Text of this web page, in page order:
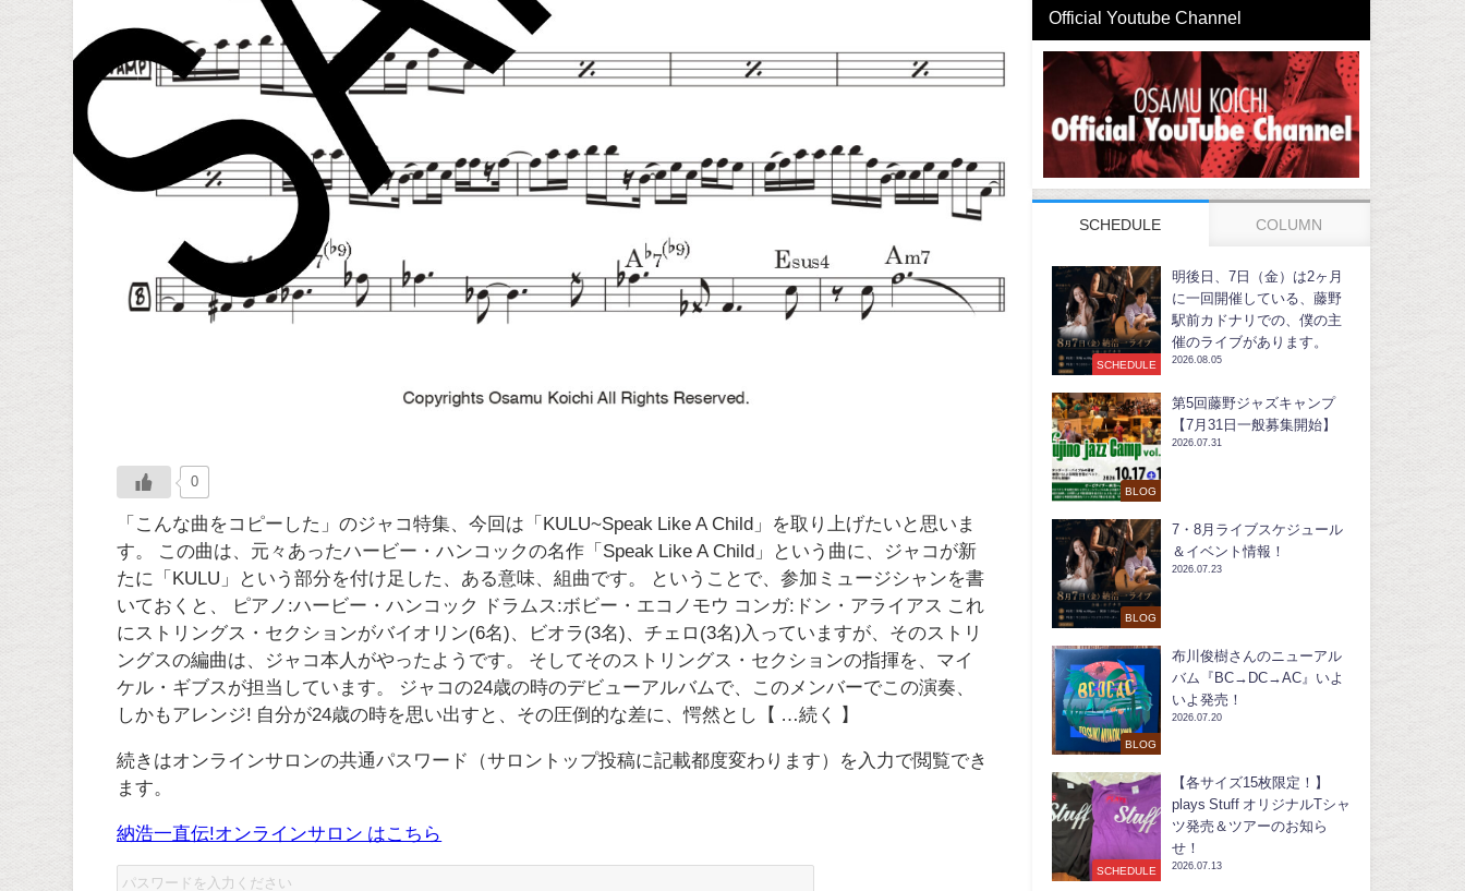
0
「こんな曲をコピーした」のジャコ特集、今回は「KULU~Speak Like A Child」を取り上げたいと思いま
す。 この曲は、元々あったハービー・ハンコックの名作「Speak Like A Child」という曲に、ジャコが新
たに「KULU」という部分を付け足した、ある意味、組曲です。 ということで、参加ミュージシャンを書
いておくと、 ピアノ:ハービー・ハンコック ドラムス:ボビー・エコノモウ コンガ:ドン・アライアス これ
にストリングス・セクションがバイオリン(6名)、ビオラ(3名)、チェロ(3名)入っていますが、そのストリ
ングスの編曲は、ジャコ本人がやったようです。 そしてそのストリングス・セクションの指揮を、マイ
ケル・ギブスが担当しています。 ジャコの24歳の時のデビューアルバムで、このメンバーでこの演奏、
しかもアレンジ! 自分が24歳の時を思い出すと、その圧倒的な差に、愕然とし【 …続く 】
続きはオンラインサロンの共通パスワード（サロントップ投稿に記載都度変わります）を入力で閲覧でき
ます。
納浩一直伝!オンラインサロン はこちら
Official Youtube Channel
SCHEDULE COLUMN
SCHEDULE
明後日、7日（金）は2ヶ月
に一回開催している、藤野
駅前カドナリでの、僕の主
催のライブがあります。
2026.08.05
BLOG
第5回藤野ジャズキャンプ
【7月31日一般募集開始】
2026.07.31
BLOG
7・8月ライブスケジュール
＆イベント情報！
2026.07.23
BLOG
布川俊樹さんのニューアル
バム『BC→DC→AC』いよ
いよ発売！
2026.07.20
SCHEDULE
【各サイズ15枚限定！】
plays Stuff オリジナルTシャ
ツ発売＆ツアーのお知ら
せ！
2026.07.13